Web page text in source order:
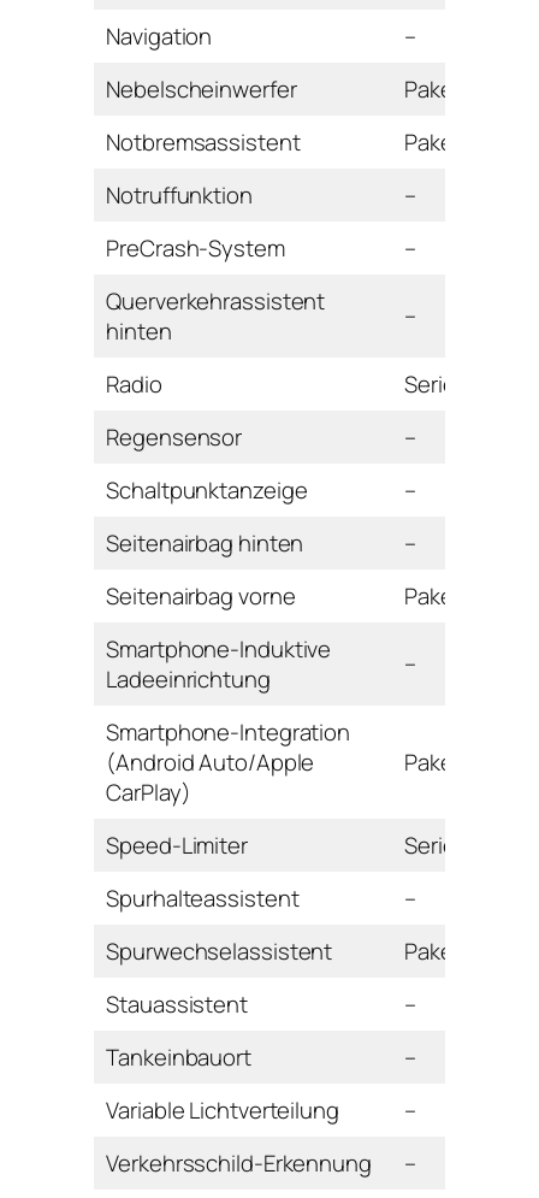
Navigation
–
Nebelscheinwerfer
Paket
Notbremsassistent
Paket
Notruffunktion
–
PreCrash-System
–
Querverkehrassistent
hinten
–
Radio
Serie
Regensensor
–
Schaltpunktanzeige
–
Seitenairbag hinten
–
Seitenairbag vorne
Paket
Smartphone-Induktive
Ladeeinrichtung
–
Smartphone-Integration
(Android Auto/Apple
CarPlay)
Paket
Speed-Limiter
Serie
Spurhalteassistent
–
Spurwechselassistent
Paket
Stauassistent
–
Tankeinbauort
–
Variable Lichtverteilung
–
Verkehrsschild-Erkennung
–